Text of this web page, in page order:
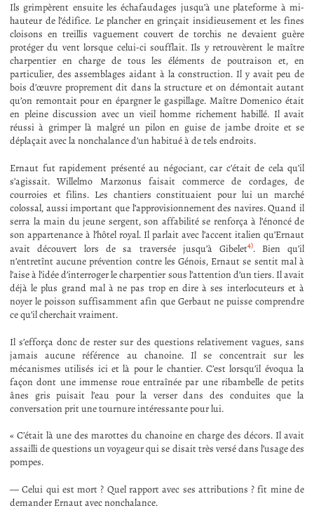
Ils grimpèrent ensuite les échafaudages jusqu’à une plateforme à mi-
hauteur de l’édifice. Le plancher en grinçait insidieusement et les fines
cloisons en treillis vaguement couvert de torchis ne devaient guère
protéger du vent lorsque celui-ci soufflait. Ils y retrouvèrent le maître
charpentier en charge de tous les éléments de poutraison et, en
particulier, des assemblages aidant à la construction. Il y avait peu de
bois d’œuvre proprement dit dans la structure et on démontait autant
qu’on remontait pour en épargner le gaspillage. Maître Domenico était
en pleine discussion avec un vieil homme richement habillé. Il avait
réussi à grimper là malgré un pilon en guise de jambe droite et se
déplaçait avec la nonchalance d’un habitué à de tels endroits.
Ernaut fut rapidement présenté au négociant, car c’était de cela qu’il
s’agissait. Willelmo Marzonus faisait commerce de cordages, de
courroies et filins. Les chantiers constituaient pour lui un marché
colossal, aussi important que l’approvisionnement des navires. Quand il
serra la main du jeune sergent, son affabilité se renforça à l’énoncé de
son appartenance à l’hôtel royal. Il parlait avec l’accent italien qu’Ernaut
avait découvert lors de sa traversée jusqu’à Gibelet4). Bien qu’il
n’entretînt aucune prévention contre les Génois, Ernaut se sentit mal à
l’aise à l’idée d’interroger le charpentier sous l’attention d’un tiers. Il avait
déjà le plus grand mal à ne pas trop en dire à ses interlocuteurs et à
noyer le poisson suffisamment afin que Gerbaut ne puisse comprendre
ce qu’il cherchait vraiment.
Il s’efforça donc de rester sur des questions relativement vagues, sans
jamais aucune référence au chanoine. Il se concentrait sur les
mécanismes utilisés ici et là pour le chantier. C’est lorsqu’il évoqua la
façon dont une immense roue entraînée par une ribambelle de petits
ânes gris puisait l’eau pour la verser dans des conduites que la
conversation prit une tournure intéressante pour lui.
« C’était là une des marottes du chanoine en charge des décors. Il avait
assailli de questions un voyageur qui se disait très versé dans l’usage des
pompes.
— Celui qui est mort ? Quel rapport avec ses attributions ? fit mine de
demander Ernaut avec nonchalance.